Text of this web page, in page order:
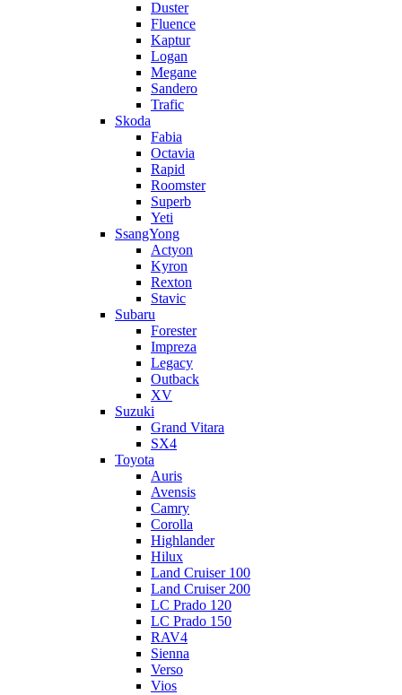
Duster
Fluence
Kaptur
Logan
Megane
Sandero
Trafic
Skoda
Fabia
Octavia
Rapid
Roomster
Superb
Yeti
SsangYong
Actyon
Kyron
Rexton
Stavic
Subaru
Forester
Impreza
Legacy
Outback
XV
Suzuki
Grand Vitara
SX4
Toyota
Auris
Avensis
Camry
Corolla
Highlander
Hilux
Land Cruiser 100
Land Cruiser 200
LC Prado 120
LC Prado 150
RAV4
Sienna
Verso
Vios